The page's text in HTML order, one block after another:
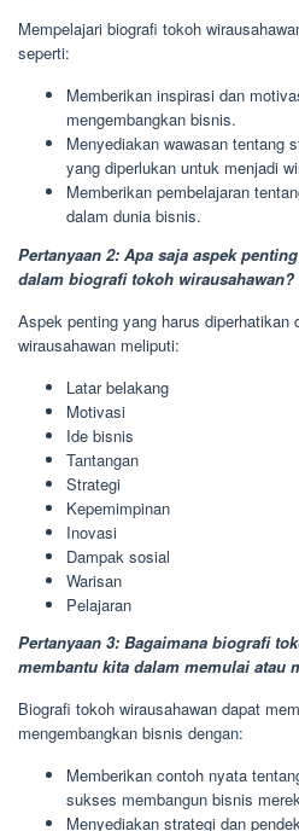
Mempelajari biografi tokoh
seperti:
Memberikan inspirasi dan
mengembangkan bisnis.
Menyediakan wawasan tentang
yang diperlukan untuk menjadi
Memberikan pembelajaran
dalam dunia bisnis.
Pertanyaan 2: Apa saja aspek
dalam biografi tokoh wirausahawan?
Aspek penting yang harus diperhatikan
wirausahawan meliputi:
Latar belakang
Motivasi
Ide bisnis
Tantangan
Strategi
Kepemimpinan
Inovasi
Dampak sosial
Warisan
Pelajaran
Pertanyaan 3: Bagaimana biografi
membantu kita dalam memulai atau
Biografi tokoh wirausahawan dapat
mengembangkan bisnis dengan:
Memberikan contoh nyata
sukses membangun bisnis
Menyediakan strategi dan